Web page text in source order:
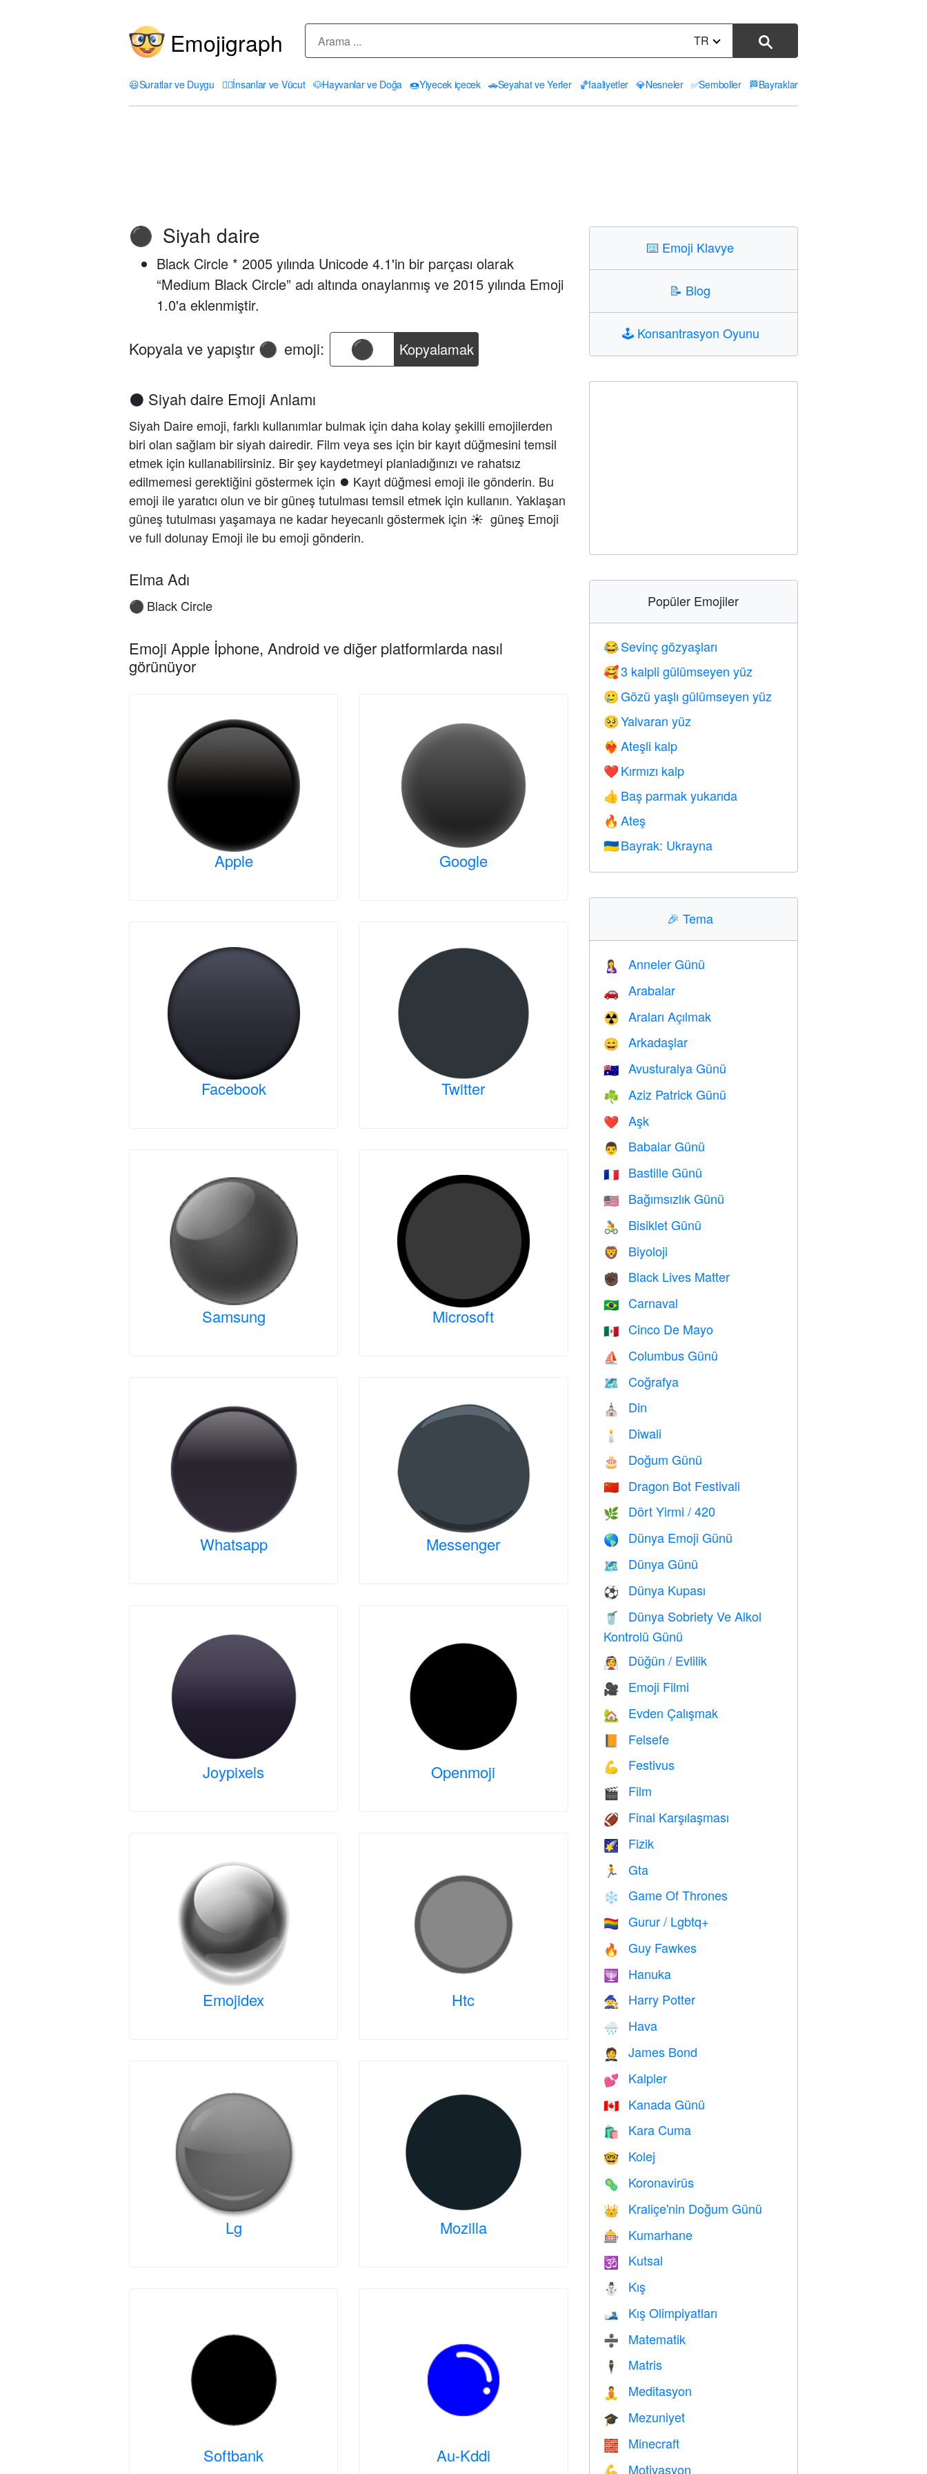
Emojigraph TR
😃Suratlar ve Duygu 🤦‍♀️İnsanlar ve Vücut 🐶Hayvanlar ve Doğa 🍩Yiyecek içecek 🚗Seyahat ve Yerler 🏀faaliyetler 💎Nesneler ✅Semboller 🏁Bayraklar
⚫ Siyah daire
Black Circle * 2005 yılında Unicode 4.1'in bir parçası olarak
“Medium Black Circle” adı altında onaylanmış ve 2015 yılında Emoji
1.0'a eklenmiştir.
Kopyala ve yapıştır ⚫ emoji: Kopyalamak
⚫ Siyah daire Emoji Anlamı
Siyah Daire emoji, farklı kullanımlar bulmak için daha kolay şekilli emojilerden
biri olan sağlam bir siyah dairedir. Film veya ses için bir kayıt düğmesini temsil
etmek için kullanabilirsiniz. Bir şey kaydetmeyi planladığınızı ve rahatsız
edilmemesi gerektiğini göstermek için ⏺ Kayıt düğmesi emoji ile gönderin. Bu
emoji ile yaratıcı olun ve bir güneş tutulması temsil etmek için kullanın. Yaklaşan
güneş tutulması yaşamaya ne kadar heyecanlı göstermek için ☀ ️ güneş Emoji
ve full dolunay Emoji ile bu emoji gönderin.
Elma Adı
⚫ Black Circle
Emoji Apple İphone, Android ve diğer platformlarda nasıl
görünüyor
Apple Google
Facebook Twitter
Samsung Microsoft
Whatsapp Messenger
Joypixels Openmoji
Emojidex Htc
Lg Mozilla
Softbank Au-Kddi
⌨️ Emoji Klavye
📝 Blog
🕹️ Konsantrasyon Oyunu
Popüler Emojiler
😂 Sevinç gözyaşları
🥰3 kalpli gülümseyen yüz
🥲 Gözü yaşlı gülümseyen yüz
🥺 Yalvaran yüz
❤️‍🔥 Ateşli kalp
❤️ Kırmızı kalp
👍 Baş parmak yukarıda
🔥 Ateş
🇺🇦 Bayrak: Ukrayna
🎉Tema
🤱 Anneler Günü
🚗 Arabalar
☢️ Araları Açılmak
😄 Arkadaşlar
🇦🇺 Avusturalya Günü
☘️ Aziz Patrick Günü
❤️️ Aşk
👨 Babalar Günü
🇫🇷 Bastille Günü
🇺🇸 Bağımsızlık Günü
🚴 Bisiklet Günü
🦁 Biyoloji
✊🏿 Black Lives Matter
🇧🇷 Carnaval
🇲🇽 Cinco De Mayo
⛵️ Columbus Günü
🗺 Coğrafya
⛪️ Din
🕯 Diwali
🎂 Doğum Günü
🇨🇳 Dragon Bot Festivali
🌿 Dört Yirmi / 420
🌎 Dünya Emoji Günü
🗺️ Dünya Günü
⚽ Dünya Kupası
🥤
Dünya Sobriety Ve Alkol
Kontrolü Günü
👰 Düğün / Evlilik
🎥 Emoji Filmi
🏡 Evden Çalışmak
Felsefe
💪 Festivus
🎬 Film
🏈 Final Karşılaşması
🌠 Fizik
🏃 Gta
❄️ Game Of Thrones
🏳️‍🌈 Gurur / Lgbtq+
🔥 Guy Fawkes
🕎 Hanuka
🧙 Harry Potter
🌧 Hava
🤵 James Bond
💕 Kalpler
🇨🇦 Kanada Günü
🛍 Kara Cuma
🤓 Kolej
🦠 Koronavirüs
👑 Kraliçe'nin Doğum Günü
🎰 Kumarhane
🕉 Kutsal
⛄ Kış
🎿 Kış Olimpiyatları
➗ Matematik
🕴️ Matris
🧘 Meditasyon
🎓 Mezuniyet
🧱 Minecraft
Motivasyon